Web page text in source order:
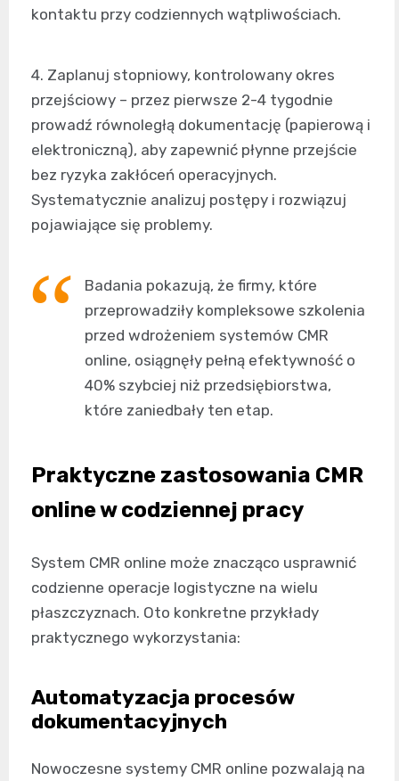
kontaktu przy codziennych wątpliwościach.
4. Zaplanuj stopniowy, kontrolowany okres
przejściowy – przez pierwsze 2-4 tygodnie
prowadź równoległą dokumentację (papierową i
elektroniczną), aby zapewnić płynne przejście
bez ryzyka zakłóceń operacyjnych.
Systematycznie analizuj postępy i rozwiązuj
pojawiające się problemy.
Badania pokazują, że firmy, które
przeprowadziły kompleksowe szkolenia
przed wdrożeniem systemów CMR
online, osiągnęły pełną efektywność o
40% szybciej niż przedsiębiorstwa,
które zaniedbały ten etap.
Praktyczne zastosowania CMR
online w codziennej pracy
System CMR online może znacząco usprawnić
codzienne operacje logistyczne na wielu
płaszczyznach. Oto konkretne przykłady
praktycznego wykorzystania:
Automatyzacja procesów
dokumentacyjnych
Nowoczesne systemy CMR online pozwalają na